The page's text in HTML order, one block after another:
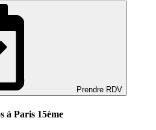
Prendre RDV
à Paris 15ème